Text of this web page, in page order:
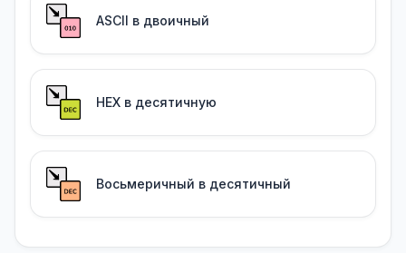
ASCII в двоичный
HEX в десятичную
Восьмеричный в десятичный